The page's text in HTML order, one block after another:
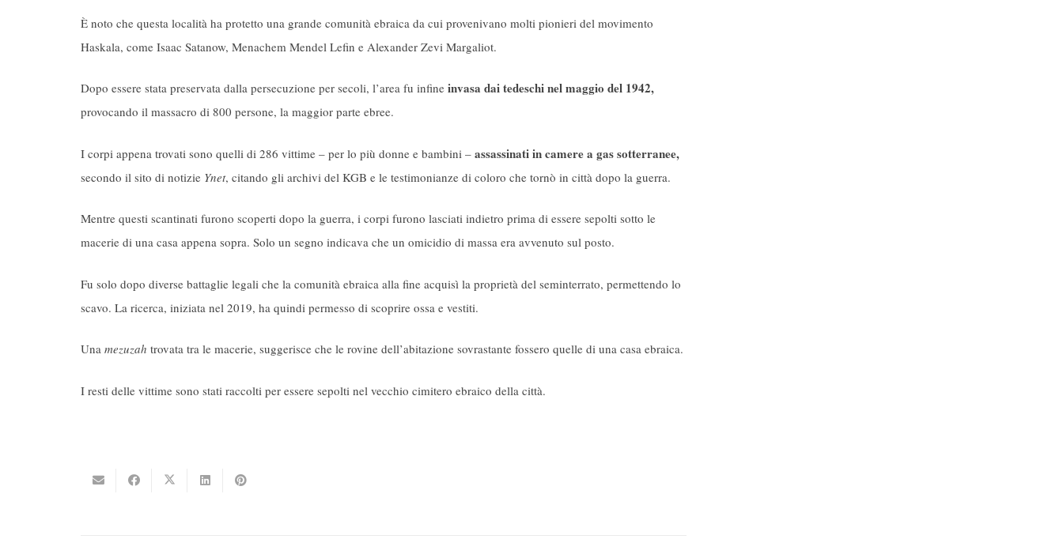
È noto che questa località ha protetto una grande comunità ebraica da cui provenivano molti pionieri del movimento
Haskala, come Isaac Satanow, Menachem Mendel Lefin e Alexander Zevi Margaliot.
Dopo essere stata preservata dalla persecuzione per secoli, l’area fu infine invasa dai tedeschi nel maggio del 1942,
provocando il massacro di 800 persone, la maggior parte ebree.
I corpi appena trovati sono quelli di 286 vittime – per lo più donne e bambini – assassinati in camere a gas sotterranee,
secondo il sito di notizie Ynet, citando gli archivi del KGB e le testimonianze di coloro che tornò in città dopo la guerra.
Mentre questi scantinati furono scoperti dopo la guerra, i corpi furono lasciati indietro prima di essere sepolti sotto le
macerie di una casa appena sopra. Solo un segno indicava che un omicidio di massa era avvenuto sul posto.
Fu solo dopo diverse battaglie legali che la comunità ebraica alla fine acquisì la proprietà del seminterrato, permettendo lo
scavo. La ricerca, iniziata nel 2019, ha quindi permesso di scoprire ossa e vestiti.
Una mezuzah trovata tra le macerie, suggerisce che le rovine dell’abitazione sovrastante fossero quelle di una casa ebraica.
I resti delle vittime sono stati raccolti per essere sepolti nel vecchio cimitero ebraico della città.